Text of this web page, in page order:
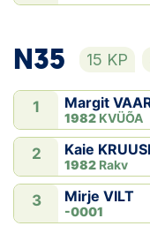
N35 15 KP
1 Margit
1982 KVÜÕA
2 Kaie
1982 Rakv
3 Mirje VILT
-0001